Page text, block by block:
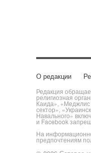
О редакции
Редакция
религиозная
Каида»,
сектор»,
Навального»
и Facebook
На
предпочтениям